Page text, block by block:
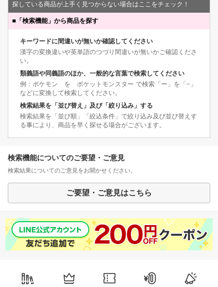
探している商品が上手く見つからない場合はここをチェック！
■ 「検索機能」から商品を探す
キーワードに間違いが無いか確認してください
漢字の変換違いや英単語のつづり間違いが無いかご確認くださ
い。
類義語や同義語のほか、一般的な言葉で検索してください
例：ポケモン を ポケットモンスター で検索「ー」を「−」
などに変換して検索してください。
検索結果を「並び替え」及び「絞り込み」する
検索結果を「並び順」「絞込条件」で絞り込み及び並び替えす
る事により、商品を早く探せる場合がございます。
検索機能についてのご要望・ご意見
検索結果についてのご意見をお聞かせください。
ご要望・ご意見はこちら